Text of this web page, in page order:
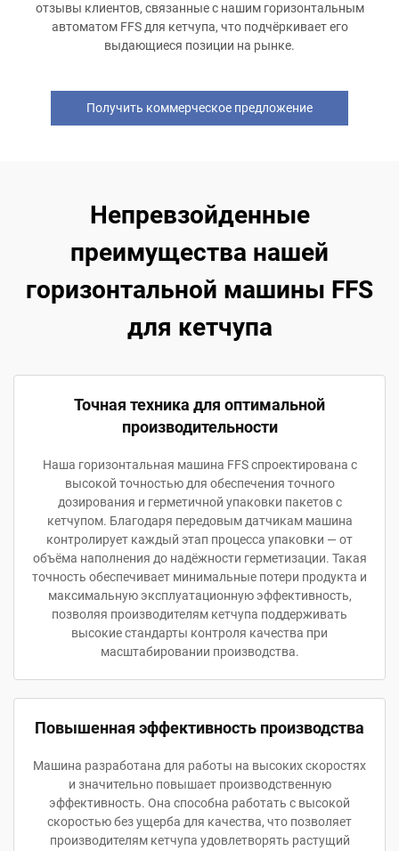
отзывы клиентов, связанные с нашим горизонтальным
автоматом FFS для кетчупа, что подчёркивает его
выдающиеся позиции на рынке.
Получить коммерческое предложение
Непревзойденные
преимущества нашей
горизонтальной машины FFS
для кетчупа
Точная техника для оптимальной
производительности
Наша горизонтальная машина FFS спроектирована с
высокой точностью для обеспечения точного
дозирования и герметичной упаковки пакетов с
кетчупом. Благодаря передовым датчикам машина
контролирует каждый этап процесса упаковки — от
объёма наполнения до надёжности герметизации. Такая
точность обеспечивает минимальные потери продукта и
максимальную эксплуатационную эффективность,
позволяя производителям кетчупа поддерживать
высокие стандарты контроля качества при
масштабировании производства.
Повышенная эффективность производства
Машина разработана для работы на высоких скоростях
и значительно повышает производственную
эффективность. Она способна работать с высокой
скоростью без ущерба для качества, что позволяет
производителям кетчупа удовлетворять растущий